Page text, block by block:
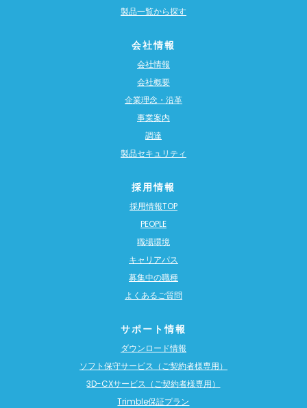
製品一覧から探す
会社情報
会社情報
会社概要
企業理念・沿革
事業案内
調達
製品セキュリティ
採用情報
採用情報TOP
PEOPLE
職場環境
キャリアパス
募集中の職種
よくあるご質問
サポート情報
ダウンロード情報
ソフト保守サービス（ご契約者様専用）
3D-CXサービス（ご契約者様専用）
Trimble保証プラン